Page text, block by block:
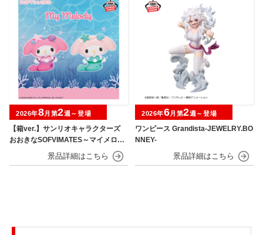
【箱ver.】サンリオキャラクターズ
おおきなSOFVIMATES～マイメロデ
ィ マーメイドver. ～
2026年8月第2週～登場
ワンピース Grandista-JEWELRY.BO
NNEY-
2026年6月第2週～登場